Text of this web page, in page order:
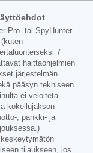
Pro- tai SpyHunter
7
haittaohjelmien
järjestelmän
pääsyn tekniseen
ei veloiteta
kokeilujakson
, pankki- ja
tilaukseen, jos